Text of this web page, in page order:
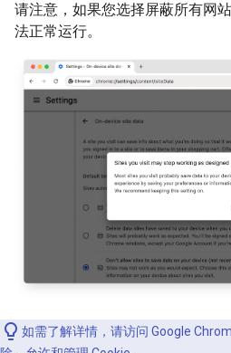
请注意，如果您选择屏蔽所有网
法正常运行。
如需了解详情，请访问 Google